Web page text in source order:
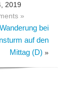
2019
»
Wanderung bei
auf den
Mittag (D) »